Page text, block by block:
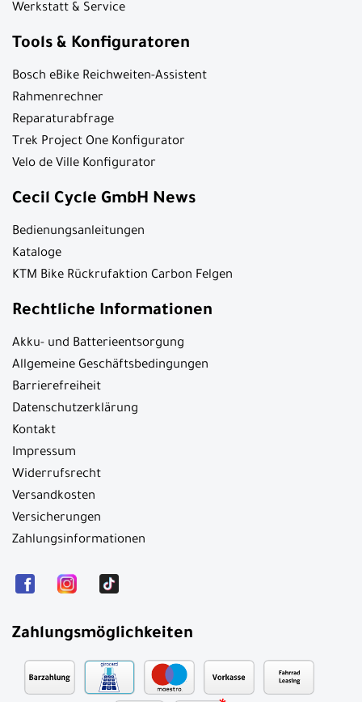
Werkstatt & Service
Tools & Konfiguratoren
Bosch eBike Reichweiten-Assistent
Rahmenrechner
Reparaturabfrage
Trek Project One Konfigurator
Velo de Ville Konfigurator
Cecil Cycle GmbH News
Bedienungsanleitungen
Kataloge
KTM Bike Rückrufaktion Carbon Felgen
Rechtliche Informationen
Akku- und Batterieentsorgung
Allgemeine Geschäftsbedingungen
Barrierefreiheit
Datenschutzerklärung
Kontakt
Impressum
Widerrufsrecht
Versandkosten
Versicherungen
Zahlungsinformationen
Zahlungsmöglichkeiten